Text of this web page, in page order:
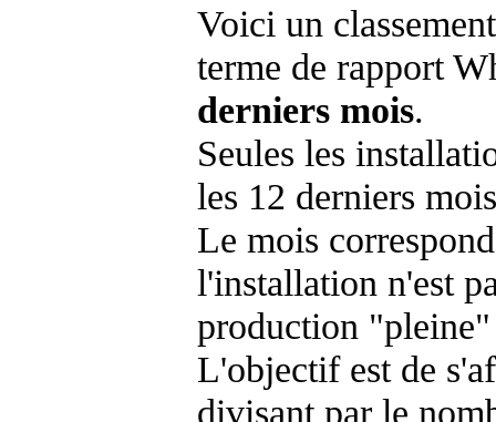
Voici un
terme de rapport
derniers mois.
Seules les
les 12 derniers
Le mois
l'installation n'est
production "pleine"
L'objectif est de
divisant par le